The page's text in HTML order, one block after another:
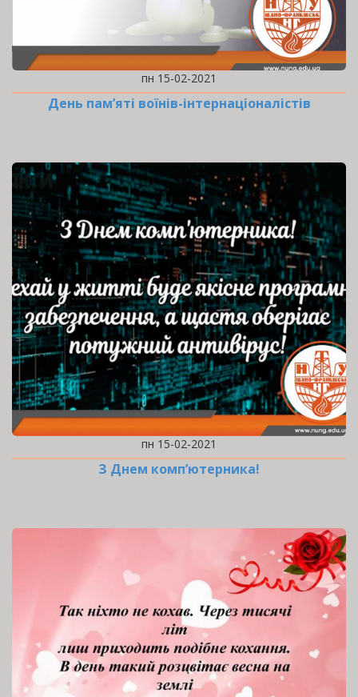
пн 15-02-2021
День пам’яті воїнів-інтернаціоналістів
пн 15-02-2021
З Днем комп’ютерника!